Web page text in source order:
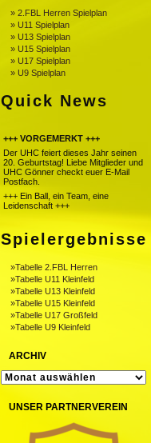
» 2.FBL Herren Spielplan
» U11 Spielplan
» U13 Spielplan
» U15 Spielplan
» U17 Spielplan
» U9 Spielplan
Quick News
+++ VORGEMERKT +++
Der UHC feiert dieses Jahr seinen
20. Geburtstag! Liebe Mitglieder und
UHC Gönner checkt euer E-Mail
Postfach.
+++ Ein Ball, ein Team, eine
Leidenschaft +++
Spielergebnisse
»Tabelle 2.FBL Herren
»Tabelle U11 Kleinfeld
»Tabelle U13 Kleinfeld
»Tabelle U15 Kleinfeld
»Tabelle U17 Großfeld
»Tabelle U9 Kleinfeld
ARCHIV
ARCHIV
UNSER PARTNERVEREIN